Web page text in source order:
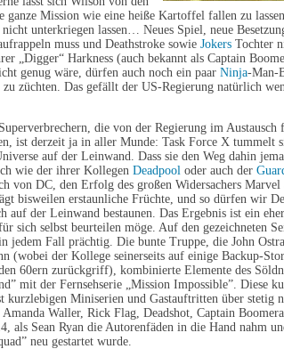
ganze Mission wie eine heiße Kartoffel fallen zu
unterkriegen lassen… Neues Spiel, neue
muss und Deathstroke sowie Jokers Tochter
„Digger“ Harkness (auch bekannt als Captain
genug wäre, dürfen auch noch ein paar Ninja-Man-
züchten. Das gefällt der US-Regierung natürlich
die von der Regierung im Austausch
ist derzeit ja in aller Munde: Task Force X tummelt
auf der Leinwand. Dass sie den Weg dahin
wie der ihrer Kollegen Deadpool oder auch der
von DC, den Erfolg des großen Widersachers
bisweilen erstaunliche Früchte, und so dürfen wir
auf der Leinwand bestaunen. Das Ergebnis ist ein
sich selbst beurteilen möge. Auf den gezeichneten
jedem Fall prächtig. Die bunte Truppe, die John
(wobei der Kollege seinerseits auf einige Backup-
60ern zurückgriff), kombinierte Elemente des
mit der Fernsehserie „Mission Impossible”. Diese
kurzlebigen Miniserien und Gastauftritten über stetig
Amanda Waller, Rick Flag, Deadshot, Captain
als Sean Ryan die Autorenfäden in die Hand nahm
neu gestartet wurde.